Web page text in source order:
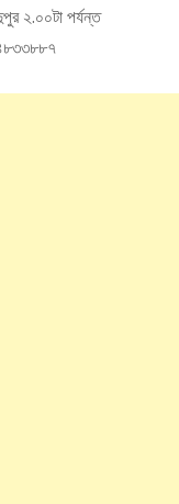
২.০০টা পর্যন্ত